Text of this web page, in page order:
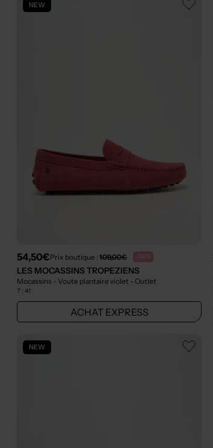
NEW
54,50€Prix boutique :109,00€ -50%
LES MOCASSINS TROPEZIENS
Mocassins - Voute plantaire violet - Outlet
T :41
ACHAT EXPRESS
NEW